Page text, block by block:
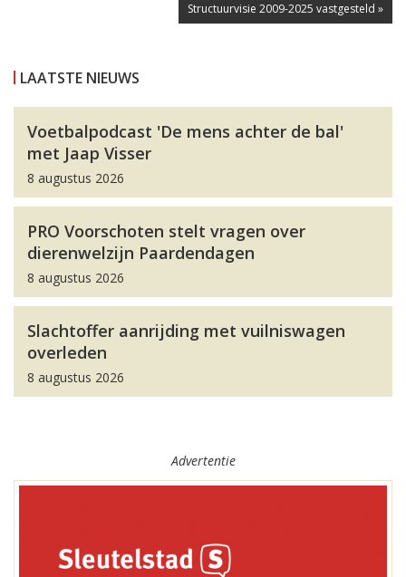
Structuurvisie 2009-2025 vastgesteld »
LAATSTE NIEUWS
Voetbalpodcast 'De mens achter de bal'
met Jaap Visser
8 augustus 2026
PRO Voorschoten stelt vragen over
dierenwelzijn Paardendagen
8 augustus 2026
Slachtoffer aanrijding met vuilniswagen
overleden
8 augustus 2026
Advertentie